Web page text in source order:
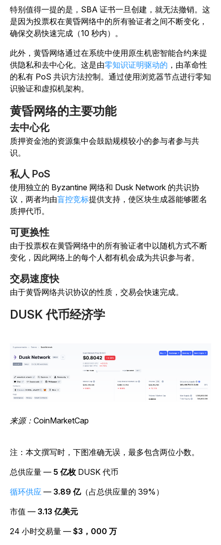
特别值得一提的是，SBA 证书一旦创建，就无法撤销。这
是因为投票权在黄昏网络中的所有验证者之间不断变化，
确保交易快速完成（10 秒内）。
此外，黄昏网络通过在系统中使用原生机密智能合约来提
供隐私和去中心化。这是由零知识证明驱动的 ，由革命性
的私有 PoS 共识方法控制。通过使用浏览器节点进行零知
识验证和虚拟机架构。
黄昏网络的主要功能
去中心化
质押资金池的资源集中会鼓励规模较小的参与者参与共
识。
私人 PoS
使用独立的 Byzantine 网络和 Dusk Network 的共识协
议，两者均由盲控竞标提供支持，使区块生成器能够匿名
质押代币。
可更换性
由于投票权在黄昏网络中的所有验证者中以随机方式不断
变化，因此网络上的每个人都有机会成为共识参与者。
交易速度快
由于黄昏网络共识协议的性质，交易会快速完成。
DUSK 代币经济学
来源：CoinMarketCap
注：本文撰写时，下图准确无误，最多包含两位小数。
总供应量 — 5 亿枚 DUSK 代币
循环供应 — 3.89 亿（占总供应量的 39%）
市值 — 3.13 亿美元
24 小时交易量 — $3，000 万